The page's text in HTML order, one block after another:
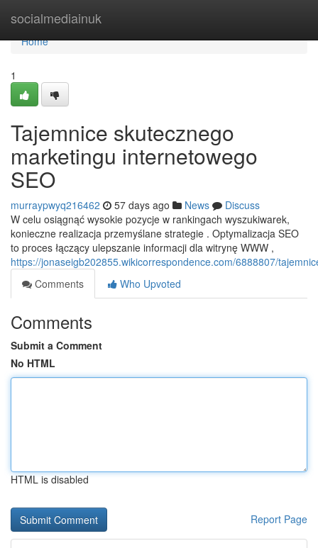
socialmediainuk
Home
Home
1
Tajemnice skutecznego
marketingu internetowego
SEO
murraypwyq216462 57 days ago News
Discuss
W celu osiągnąć wysokie pozycje w rankingach wyszukiwarek,
konieczne realizacja przemyślane strategie . Optymalizacja SEO
to proces łączący ulepszanie informacji dla witrynę WWW ,
https://jonaseigb202855.wikicorrespondence.com/6888807/
Comments
Who Upvoted
Comments
Submit a Comment
No HTML
HTML is disabled
Report Page